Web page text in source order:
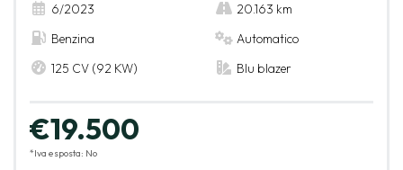
6/2023
20.163 km
Benzina
Automatico
125 CV (92 KW)
Blu blazer
€19.500
*Iva esposta: No